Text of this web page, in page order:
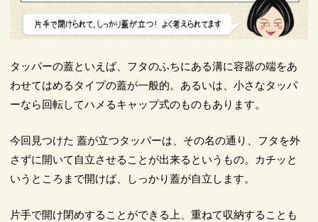
タッパーの蓋といえば、フタのふちにある溝に容器の端をあ
わせてはめるタイプの蓋が一般的。あるいは、小さなタッパ
ーなら回転してハメるキャップ式のものもあります。
今回見つけた 蓋が立つタッパーは、その名の通り、フタを外
さずに開いて自立させることが出来るというもの。カチッと
いうところまで開けば、しっかり蓋が自立します。
片手で開け閉めすることができる上、重ねて収納することも